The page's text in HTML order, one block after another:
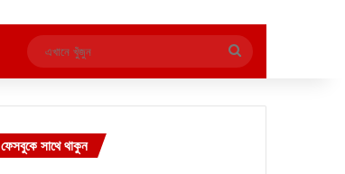
এখানে
খুঁজুন
ফেসবুকে সাথে থাকুন